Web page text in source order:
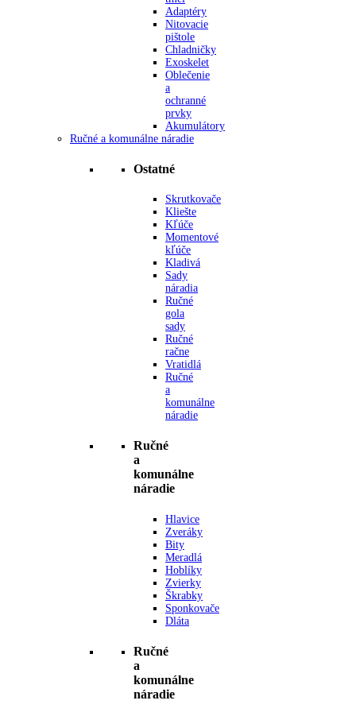
Adaptéry
Nitovacie
pištole
Chladničky
Exoskelet
Oblečenie
a
ochranné
prvky
Akumulátory
Ručné a komunálne náradie
Ostatné
Skrutkovače
Kliešte
Kľúče
Momentové
kľúče
Kladivá
Sady
náradia
Ručné
gola
sady
Ručné
račne
Vratidlá
Ručné
a
komunálne
náradie
Ručné
a
komunálne
náradie
Hlavice
Zveráky
Bity
Meradlá
Hoblíky
Zvierky
Škrabky
Sponkovače
Dláta
Ručné
a
komunálne
náradie